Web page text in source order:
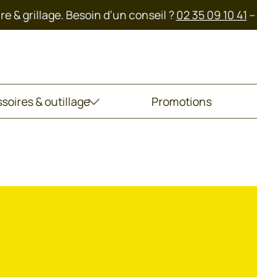
& grillage. Besoin d’un conseil ?02 35 09 10 41 –
& outillage Promotions